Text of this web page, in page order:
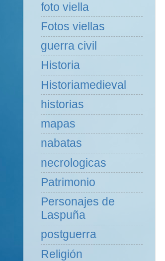
foto viella
Fotos viellas
guerra civil
Historia
Historiamedieval
historias
mapas
nabatas
necrologicas
Patrimonio
Personajes de
Laspuña
postguerra
Religión